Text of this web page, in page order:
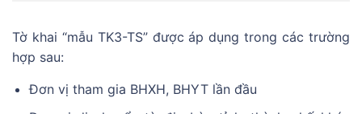
Tờ khai “mẫu TK3-TS” được áp dụng trong các trường
hợp sau:
Đơn vị tham gia BHXH, BHYT lần đầu